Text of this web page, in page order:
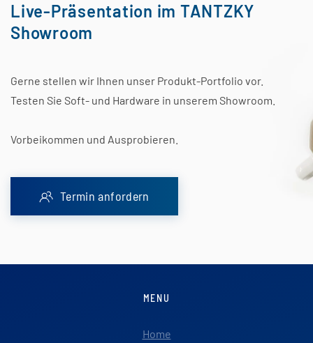
Live-Präsentation im TANTZKY
Showroom
Gerne stellen wir Ihnen unser Produkt-Portfolio vor.
Testen Sie Soft- und Hardware in unserem Showroom.
Vorbeikommen und Ausprobieren.
Termin anfordern
MENU
Home